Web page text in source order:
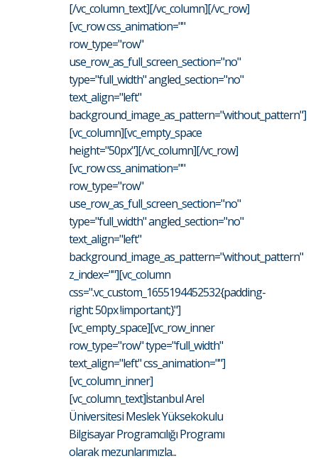
[/vc_column_text][/vc_column][/vc_row]
[vc_row css_animation=""
row_type="row"
use_row_as_full_screen_section="no"
type="full_width" angled_section="no"
text_align="left"
background_image_as_pattern="without_pattern"]
[vc_column][vc_empty_space
height="50px"][/vc_column][/vc_row]
[vc_row css_animation=""
row_type="row"
use_row_as_full_screen_section="no"
type="full_width" angled_section="no"
text_align="left"
background_image_as_pattern="without_pattern"
z_index=""][vc_column
css=".vc_custom_1655194452532{padding-
right: 50px !important;}"]
[vc_empty_space][vc_row_inner
row_type="row" type="full_width"
text_align="left" css_animation=""]
[vc_column_inner]
[vc_column_text]İstanbul Arel
Üniversitesi Meslek Yüksekokulu
Bilgisayar Programcılığı Programı
olarak mezunlarımızla...